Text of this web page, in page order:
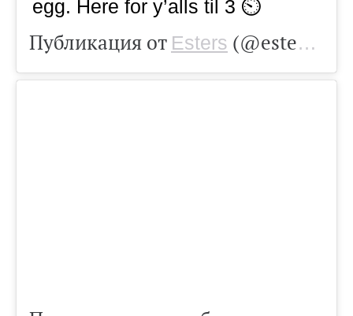
egg. Here for y’alls til 3 ⏲
Публикация от Esters (@estersn16)